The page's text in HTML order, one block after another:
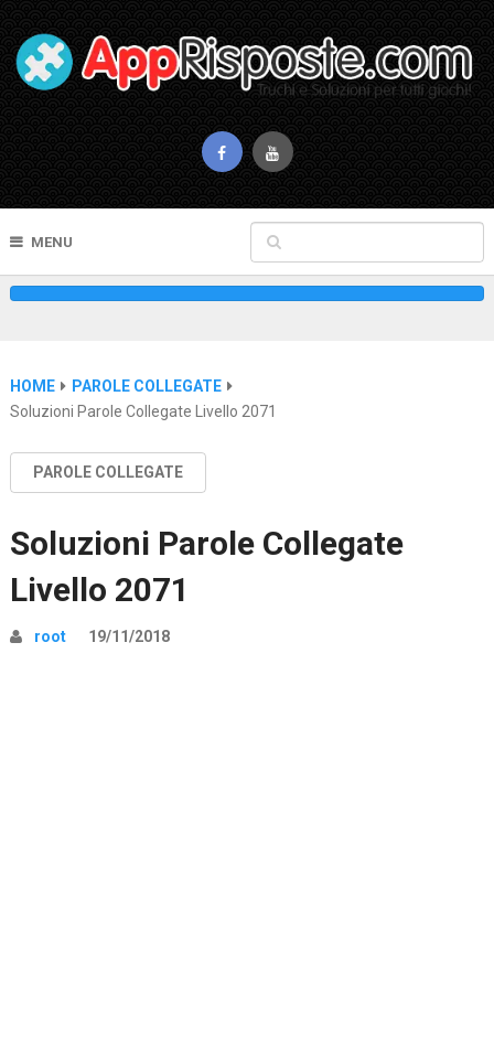
MENU
HOME
PAROLE COLLEGATE
Soluzioni Parole Collegate Livello 2071
PAROLE COLLEGATE
Soluzioni Parole Collegate
Livello 2071
root 19/11/2018